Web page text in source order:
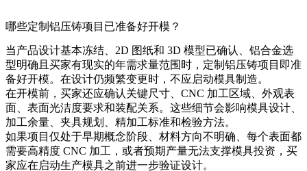
哪些定制铝压铸项目已准备好开模？
当产品设计基本冻结、2D 图纸和 3D 模型已确认、铝合金选
型明确且买家有现实的年需求量范围时，定制铝压铸项目即准
备好开模。在设计仍频繁变更时，不应启动模具制造。
在开模前，买家还应确认关键尺寸、CNC 加工区域、外观表
面、表面光洁度要求和装配关系。这些细节会影响模具设计、
加工余量、夹具规划、精加工标准和检验方法。
如果项目仅处于早期概念阶段、材料方向不明确、每个表面都
需要高精度 CNC 加工，或者预期产量无法支撑模具投资，买
家应在启动生产模具之前进一步验证设计。